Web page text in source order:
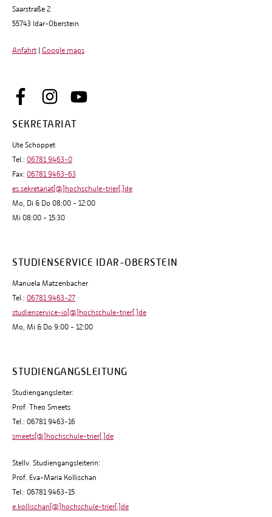
Saarstraße 2
55743 Idar-Oberstein
Anfahrt Google maps
SEKRETARIAT
Ute Schoppet
Tel.: 06781 9463-0
Fax: 06781 9463-63
es.sekretariat[@]hochschule-trier[.]de
Mo, Di & Do 08:00 - 12:00
Mi 08:00 - 15:30
STUDIENSERVICE IDAR-OBERSTEIN
Manuela Matzenbacher
Tel.: 06781 9463-27
studienservice-io[@]hochschule-trier[.]de
Mo, Mi & Do 9:00 - 12:00
STUDIENGANGSLEITUNG
Studiengangsleiter:
Prof. Theo Smeets
Tel.: 06781 9463-16
smeets[@]hochschule-trier[.]de
Stellv. Studiengangsleiterin:
Prof. Eva-Maria Kollischan
Tel.: 06781 9463-15
e.kollischan[@]hochschule-trier[.]de